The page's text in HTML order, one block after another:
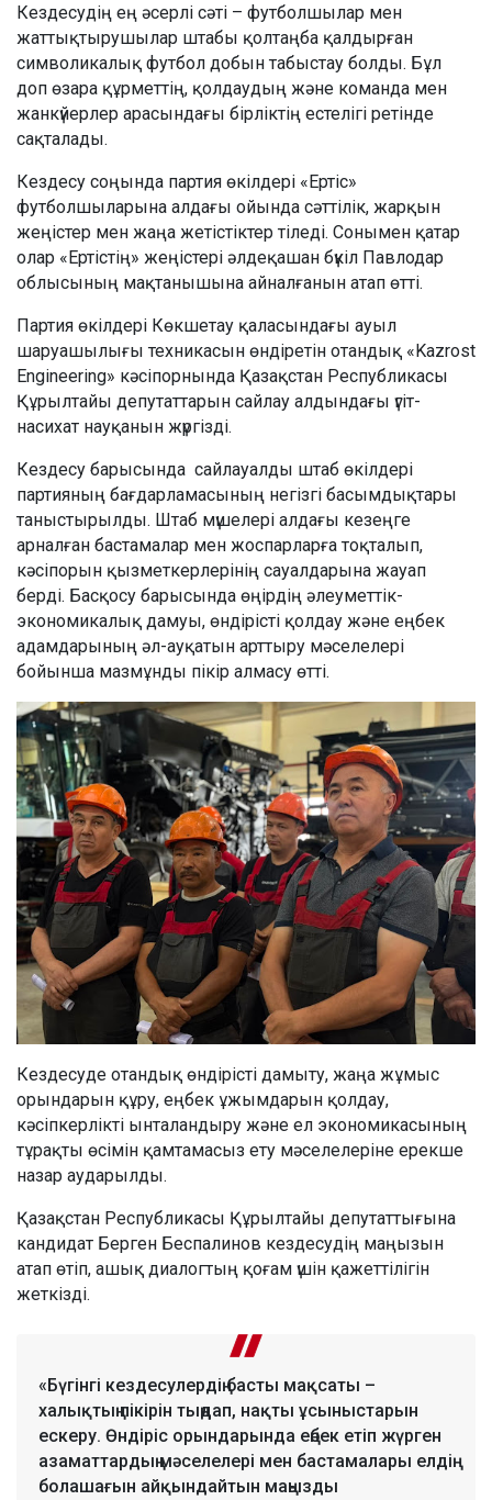
Кездесудің ең әсерлі сәті – футболшылар мен
жаттықтырушылар штабы қолтаңба қалдырған
символикалық футбол добын табыстау болды. Бұл
доп өзара құрметтің, қолдаудың және команда мен
жанкүйерлер арасындағы бірліктің естелігі ретінде
сақталады.
Кездесу соңында партия өкілдері «Ертіс»
футболшыларына алдағы ойында сәттілік, жарқын
жеңістер мен жаңа жетістіктер тіледі. Сонымен қатар
олар «Ертістің» жеңістері әлдеқашан бүкіл Павлодар
облысының мақтанышына айналғанын атап өтті.
Партия өкілдері Көкшетау қаласындағы ауыл
шаруашылығы техникасын өндіретін отандық «Kazrost
Engineering» кәсіпорнында Қазақстан Республикасы
Құрылтайы депутаттарын сайлау алдындағы үгіт-
насихат науқанын жүргізді.
Кездесу барысында сайлауалды штаб өкілдері
партияның бағдарламасының негізгі басымдықтары
таныстырылды. Штаб мүшелері алдағы кезеңге
арналған бастамалар мен жоспарларға тоқталып,
кәсіпорын қызметкерлерінің сауалдарына жауап
берді. Басқосу барысында өңірдің әлеуметтік-
экономикалық дамуы, өндірісті қолдау және еңбек
адамдарының әл-ауқатын арттыру мәселелері
бойынша мазмұнды пікір алмасу өтті.
Кездесуде отандық өндірісті дамыту, жаңа жұмыс
орындарын құру, еңбек ұжымдарын қолдау,
кәсіпкерлікті ынталандыру және ел экономикасының
тұрақты өсімін қамтамасыз ету мәселелеріне ерекше
назар аударылды.
Қазақстан Республикасы Құрылтайы депутаттығына
кандидат Берген Беспалинов кездесудің маңызын
атап өтіп, ашық диалогтың қоғам үшін қажеттілігін
жеткізді.
«Бүгінгі кездесулердің басты мақсаты –
халықтың пікірін тыңдап, нақты ұсыныстарын
ескеру. Өндіріс орындарында еңбек етіп жүрген
азаматтардың мәселелері мен бастамалары елдің
болашағын айқындайтын маңызды